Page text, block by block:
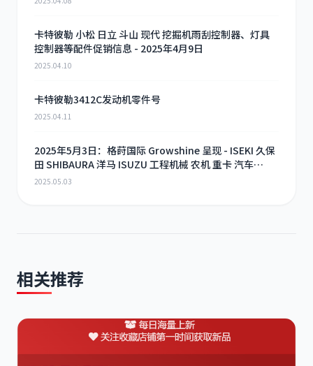
卡特彼勒 小松 日立 斗山 现代 挖掘机雨刮控制器、灯具
控制器等配件促销信息 - 2025年4月9日
2025.04.10
卡特彼勒3412C发动机零件号
2025.04.11
2025年5月3日：格莳国际 Growshine 呈现 - ISEKI 久保
田 SHIBAURA 洋马 ISUZU 工程机械 农机 重卡 汽车
RHF3 涡轮增压器及配件 海量现货供应
2025.05.03
相关推荐